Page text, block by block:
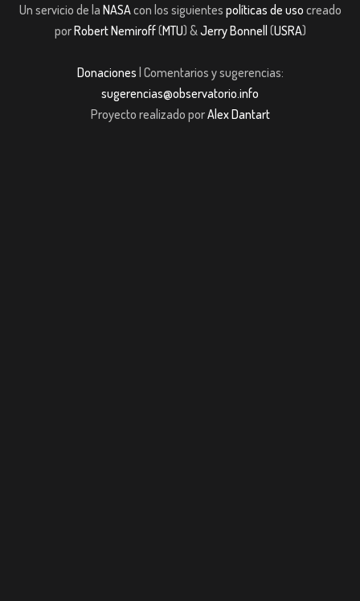
Un servicio de la NASAcon los siguientes políticas de uso creado
porRobert Nemiroff(MTU) &Jerry Bonnell (USRA)
Donaciones | Comentarios y sugerencias:
sugerencias@observatorio.info
Proyecto realizado porAlex Dantart